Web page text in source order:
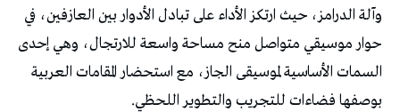
وآلة الدرامز، حيث ارتكز الأداء على تبادل الأدوار بين العازفين، في
حوار موسيقي متواصل منح مساحة واسعة للارتجال، وهي إحدى
السمات الأساسية لموسيقى الجاز، مع استحضار المقامات العربية
بوصفها فضاءات للتجريب والتطوير اللحظي.